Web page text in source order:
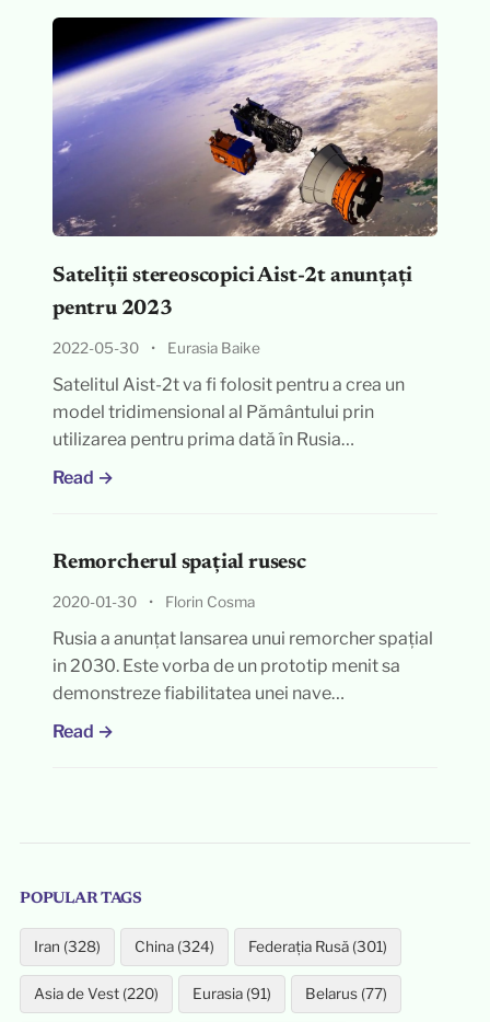
Sateliții stereoscopici Aist-2t anunțați
pentru 2023
2022-05-30 • Eurasia Baike
Satelitul Aist-2t va fi folosit pentru a crea un
model tridimensional al Pământului prin
utilizarea pentru prima dată în Rusia…
Read →
Remorcherul spațial rusesc
2020-01-30 • Florin Cosma
Rusia a anunțat lansarea unui remorcher spațial
in 2030. Este vorba de un prototip menit sa
demonstreze fiabilitatea unei nave…
Read →
POPULAR TAGS
Iran (328) China (324) Federația Rusă (301)
Asia de Vest (220) Eurasia (91) Belarus (77)